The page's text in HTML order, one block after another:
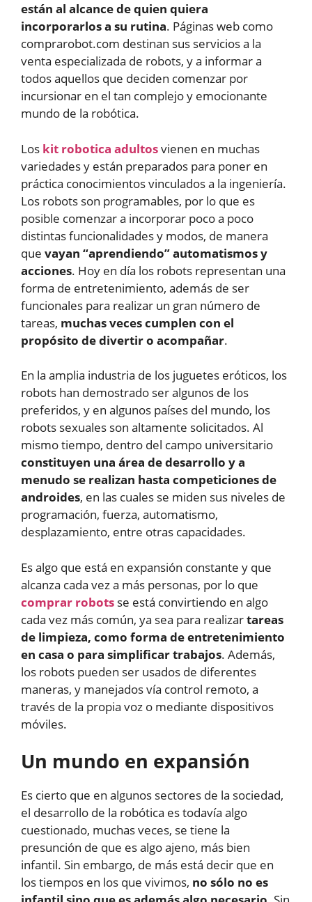
están al alcance de quien quiera
incorporarlos a su rutina. Páginas web como
comprarobot.com destinan sus servicios a la
venta especializada de robots, y a informar a
todos aquellos que deciden comenzar por
incursionar en el tan complejo y emocionante
mundo de la robótica.
Los kit robotica adultosvienen en muchas
variedades y están preparados para poner en
práctica conocimientos vinculados a la ingeniería.
Los robots son programables, por lo que es
posible comenzar a incorporar poco a poco
distintas funcionalidades y modos, de manera
que vayan “aprendiendo” automatismos y
acciones. Hoy en día los robots representan una
forma de entretenimiento, además de ser
funcionales para realizar un gran número de
tareas, muchas veces cumplen con el
propósito de divertir o acompañar.
En la amplia industria de los juguetes eróticos, los
robots han demostrado ser algunos de los
preferidos, y en algunos países del mundo, los
robots sexuales son altamente solicitados. Al
mismo tiempo, dentro del campo universitario
constituyen una área de desarrollo y a
menudo se realizan hasta competiciones de
androides, en las cuales se miden sus niveles de
programación, fuerza, automatismo,
desplazamiento, entre otras capacidades.
Es algo que está en expansión constante y que
alcanza cada vez a más personas, por lo que
comprar robots se está convirtiendo en algo
cada vez más común, ya sea para realizartareas
de limpieza, como forma de entretenimiento
en casa o para simplificar trabajos. Además,
los robots pueden ser usados de diferentes
maneras, y manejados vía control remoto, a
través de la propia voz o mediante dispositivos
móviles.
Un mundo en expansión
Es cierto que en algunos sectores de la sociedad,
el desarrollo de la robótica es todavía algo
cuestionado, muchas veces, se tiene la
presunción de que es algo ajeno, más bien
infantil. Sin embargo, de más está decir que en
los tiempos en los que vivimos, no sólo no es